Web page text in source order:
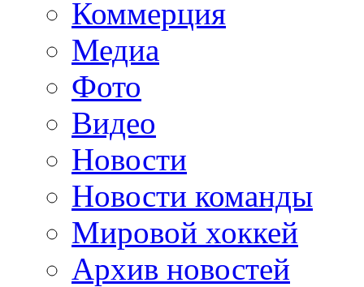
Коммерция
Медиа
Фото
Видео
Новости
Новости команды
Мировой хоккей
Архив новостей